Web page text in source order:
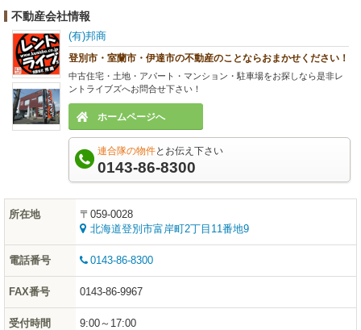
不動産会社情報
(有)邦商
登別市・室蘭市・伊達市の不動産のことならおまかせください！
中古住宅・土地・アパート・マンション・駐車場をお探しなら是非レ
ントライブズへお問合せ下さい！
ホームページへ
連合隊の物件とお伝え下さい
0143-86-8300
所在地
〒059-0028
北海道登別市富岸町2丁目11番地9
電話番号 0143-86-8300
FAX番号 0143-86-9967
受付時間 9:00～17:00